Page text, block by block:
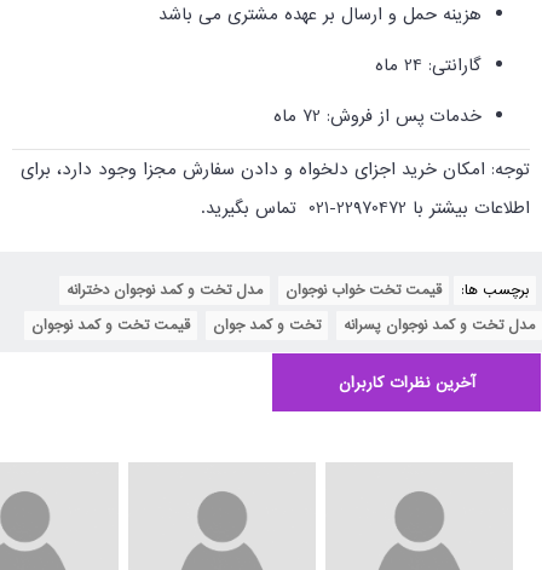
هزینه حمل و ارسال بر عهده مشتری می باشد
گارانتی: 24 ماه
خدمات پس از فروش: 72 ماه
توجه: امکان خرید اجزای دلخواه و دادن سفارش مجزا وجود دارد، برای
اطلاعات بیشتر با 22970472-021 تماس بگیرید.
برچسب ها: قیمت تخت خواب نوجوان مدل تخت و کمد نوجوان دخترانه
مدل تخت و کمد نوجوان پسرانه
تخت و کمد جوان قیمت تخت و کمد نوجوان
آخرین نظرات کاربران